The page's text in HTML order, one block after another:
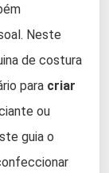
Neste
de costura
para criar
ou
guia o